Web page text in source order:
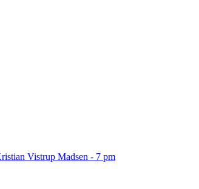
Vistrup Madsen - 7 pm